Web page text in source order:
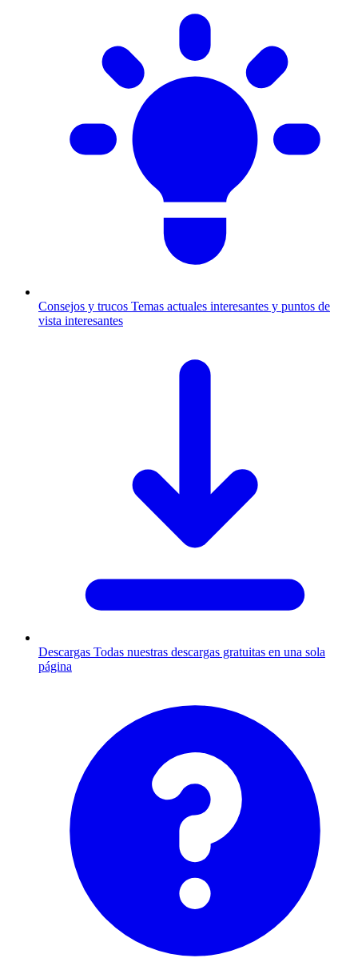
Consejos y trucos Temas actuales interesantes y puntos de
vista interesantes
Descargas Todas nuestras descargas gratuitas en una sola
página